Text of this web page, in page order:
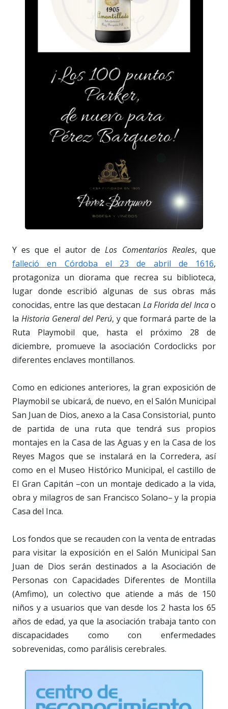
Y es que el autor deLos Comentarios Reales, que
falleció en Córdoba el 23 de abril de 1616,
protagoniza un diorama que recrea su biblioteca,
lugar donde escribió algunas de sus obras más
conocidas, entre las que destacan La Florida del Incao
la Historia General del Perú, y que formará parte de la
Ruta Playmobil que, hasta el próximo 28 de
diciembre, promueve la asociación Cordoclicks por
diferentes enclaves montillanos.
Como en ediciones anteriores, la gran exposición de
Playmobil se ubicará, de nuevo, en el Salón Municipal
San Juan de Dios, anexo a la Casa Consistorial, punto
de partida de una ruta que tendrá sus propios
montajes en la Casa de las Aguas y en la Casa de los
Reyes Magos que se instalará en la Corredera, así
como en el Museo Histórico Municipal, el castillo de
El Gran Capitán –con un montaje dedicado a la vida,
obra y milagros de san Francisco Solano– y la propia
Casa del Inca.
Los fondos que se recauden con la venta de entradas
para visitar la exposición en el Salón Municipal San
Juan de Dios serán destinados a la Asociación de
Personas con Capacidades Diferentes de Montilla
(Amfimo), un colectivo que atiende a más de 150
niños y a usuarios que van desde los 2 hasta los 65
años de edad, ya que la asociación trabaja tanto con
discapacidades como con enfermedades
sobrevenidas, como parálisis cerebrales.